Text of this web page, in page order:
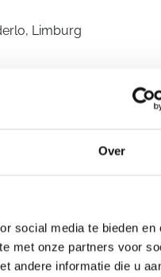
Over
social media te bieden en
met onze partners voor
andere informatie die u
Limburg